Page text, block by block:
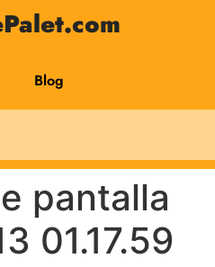
Blog
pantalla
01.17.59